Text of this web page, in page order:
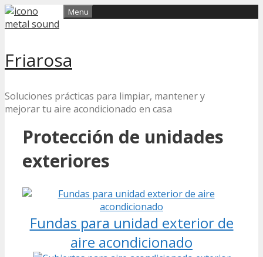
Skip
to
Friarosa
Soluciones prácticas para limpiar, mantener y
mejorar tu aire acondicionado en casa
Menu
Protección de unidades
exteriores
Fundas para unidad exterior de
aire acondicionado